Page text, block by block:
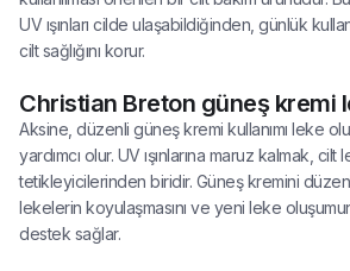
UV ışınları cilde ulaşabildiğinden, günlük
cilt sağlığını korur.
Christian Breton güneş kremi
Aksine, düzenli güneş kremi kullanımı leke
yardımcı olur. UV ışınlarına maruz kalmak, cilt
tetikleyicilerinden biridir. Güneş kremini
lekelerin koyulaşmasını ve yeni leke
destek sağlar.